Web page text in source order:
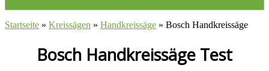
Startseite » Kreissägen » Handkreissäge » Bosch Handkreissäge
Bosch Handkreissäge Test